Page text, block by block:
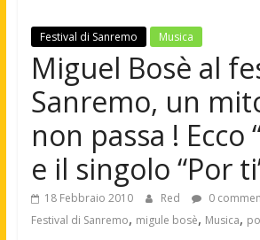
news
moda
maschile
Festival di Sanremo Musica
Miguel Bosè al
Sanremo, un
non passa ! Ecco
e il singolo “Por
18 Febbraio 2010 Red 0
Festival di Sanremo, migule bosè, Musica,